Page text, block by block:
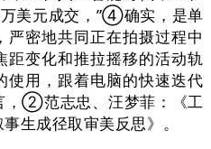
美元成交，”④确实，是单
密地共同正在拍摄过程中
距变化和推拉摇移的活动轨
使用，跟着电脑的快速迭代
，②范志忠、汪梦菲：《工
生成径取审美反思》。